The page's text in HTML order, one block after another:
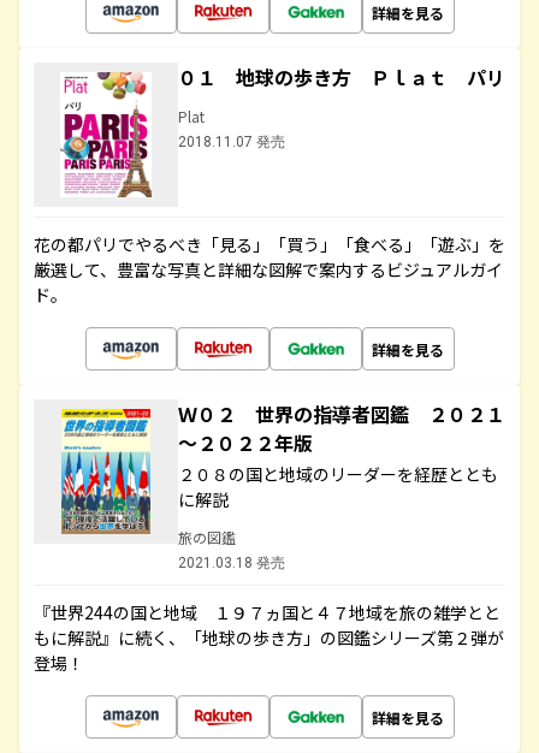
詳細を見る
０１ 地球の歩き方 Ｐｌａｔ パリ
Plat
2018.11.07 発売
花の都パリでやるべき「見る」「買う」「食べる」「遊ぶ」を
厳選して、豊富な写真と詳細な図解で案内するビジュアルガイ
ド。
詳細を見る
Ｗ０２ 世界の指導者図鑑 ２０２１
～２０２２年版
２０８の国と地域のリーダーを経歴ととも
に解説
旅の図鑑
2021.03.18 発売
『世界244の国と地域 １９７ヵ国と４７地域を旅の雑学とと
もに解説』に続く、「地球の歩き方」の図鑑シリーズ第２弾が
登場！
詳細を見る